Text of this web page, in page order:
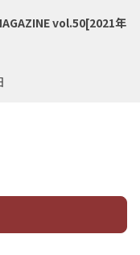
vol.50[2021年